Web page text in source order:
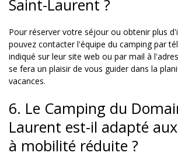
Saint-Laurent ?
Pour réserver votre séjour ou obtenir plus
pouvez contacter l'équipe du camping par
indiqué sur leur site web ou par mail à
se fera un plaisir de vous guider dans la
vacances.
6. Le Camping du
Laurent est-il adapté
à mobilité réduite ?